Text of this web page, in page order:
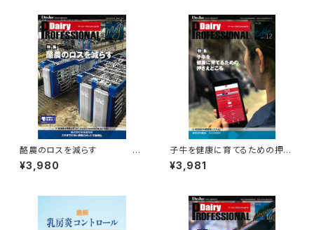
酪農のロスを減らす
Dairy PR
OFESSIONAL Vol.26
¥3,980
子牛を健康に育てるための押さ
えどころ
Dairy PROFESSIONAL Vol.1
¥3,981